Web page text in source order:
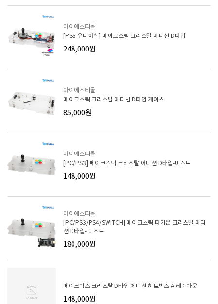
아이에스티몰
[PS5 유니버설] 메이크스틱 크리스탈 에디션 D타입
248,000원
아이에스티몰
메이크스틱 크리스탈 에디션 D타입 케이스
85,000원
아이에스티몰
[PC/PS3] 메이크스틱 크리스탈 에디션 D타입-미스트
148,000원
아이에스티몰
[PC/PS3/PS4/SWITCH] 메이크스틱 타키온 크리스탈 에디
션 D타입- 미스트
180,000원
메이크박스 크리스탈 D타입 에디션 히트박스 A 레이아웃
148,000원